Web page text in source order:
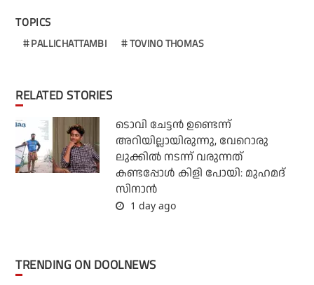
TOPICS
PALLICHATTAMBI TOVINO THOMAS
RELATED STORIES
ടൊവി ചേട്ടന്‍ ഉണ്ടെന്ന്
അറിയില്ലായിരുന്നു, വേറൊരു
ലുക്കില്‍ നടന്ന് വരുന്നത്
കണ്ടപ്പോള്‍ കിളി പോയി: മുഹമദ്
സിനാന്‍
1 day ago
TRENDING ON DOOLNEWS